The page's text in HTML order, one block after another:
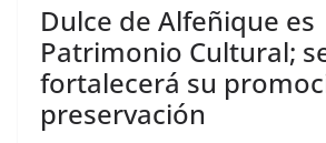
Dulce de Alfeñique es
Patrimonio Cultural;
fortalecerá su
preservación